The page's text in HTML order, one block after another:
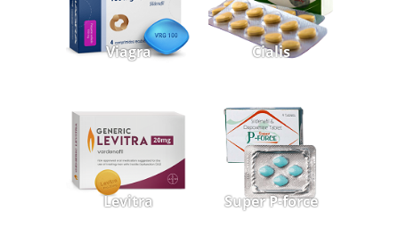
Viagra Cialis
Levitra Super P-force